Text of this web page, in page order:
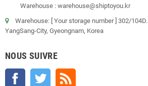
Warehouse : warehouse@shiptoyou.kr
Warehouse: [ Your storage number ] 302/
YangSang-City, Gyeongnam, Korea
NOUS SUIVRE
Facebook Twitter